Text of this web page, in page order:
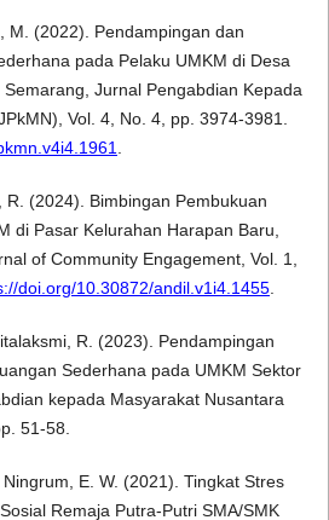
M. (2022). Pendampingan dan
pada Pelaku UMKM di Desa
Jurnal Pengabdian Kepada
Vol. 4, No. 4, pp. 3974-3981.
R. (2024). Bimbingan Pembukuan
di Pasar Kelurahan Harapan Baru,
of Community Engagement, Vol. 1,
doi.org/10.30872/andil.v1i4.1455.
R. (2023). Pendampingan
Sederhana pada UMKM Sektor
kepada Masyarakat Nusantara
51-58.
E. W. (2021). Tingkat Stres
Remaja Putra-Putri SMA/SMK